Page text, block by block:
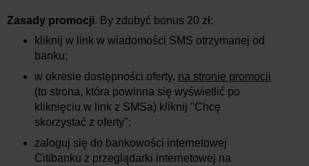
Zasady promocji. By zdobyć bonus 20 zł:
kliknij w link w wiadomości SMS otrzymanej od
banku;
w okresie dostępności oferty, na stronie promocji
(to strona, która powinna się wyświetlić po
kliknięciu w link z SMSa) kliknij "Chcę
skorzystać z oferty";
zaloguj się do bankowości internetowej
Citibanku z przeglądarki internetowej na